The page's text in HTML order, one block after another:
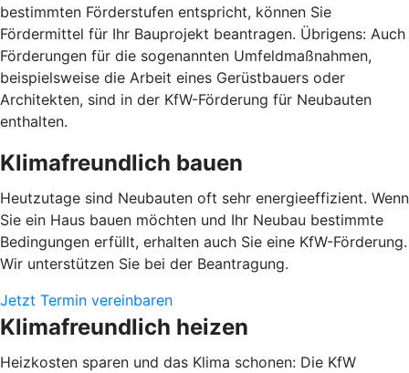
bestimmten Förderstufen entspricht, können Sie
Fördermittel für Ihr Bauprojekt beantragen. Übrigens: Auch
Förderungen für die sogenannten Umfeldmaßnahmen,
beispielsweise die Arbeit eines Gerüstbauers oder
Architekten, sind in der KfW-Förderung für Neubauten
enthalten.
Klimafreundlich bauen
Heutzutage sind Neubauten oft sehr energieeffizient. Wenn
Sie ein Haus bauen möchten und Ihr Neubau bestimmte
Bedingungen erfüllt, erhalten auch Sie eine KfW-Förderung.
Wir unterstützen Sie bei der Beantragung.
Jetzt Termin vereinbaren
Klimafreundlich heizen
Heizkosten sparen und das Klima schonen: Die KfW